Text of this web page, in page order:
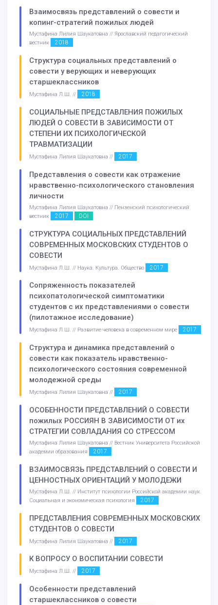
Взаимосвязь представлений о совести и
копинг-стратегий пожилых людей
Мустафина Лилия Шаукатовна // Ярославский педагогический
вестник
2018
Структура социальных представлений о
совести у верующих и неверующих
старшеклассников
Мустафина Л.Ш. // 2018
СОЦИАЛЬНЫЕ ПРЕДСТАВЛЕНИЯ ПОЖИЛЫХ
ЛЮДЕЙ О СОВЕСТИ В ЗАВИСИМОСТИ ОТ
СТЕПЕНИ ИХ ПСИХОЛОГИЧЕСКОЙ
ТРАВМАТИЗАЦИИ
Мустафина Лилия Шаукатовна // 2017
Представления о совести как отражение
нравственно-психологического становления
личности
Мустафина Лилия Шаукатовна // Пензенский психологический
вестник
2017 DOI
СТРУКТУРА СОЦИАЛЬНЫХ ПРЕДСТАВЛЕНИЙ
СОВРЕМЕННЫХ МОСКОВСКИХ СТУДЕНТОВ О
СОВЕСТИ
Мустафина Л.Ш. // Наука. Культура. Общество 2017
Сопряженность показателей
психопатологической симптоматики
студентов с их представлениями о совести
(пилотажное исследование)
Мустафина Л.Ш. // Развитие человека в современном мире 2017
Структура и динамика представлений о
совести как показатель нравственно-
психологического состояния современной
молодежной среды
Мустафина Лилия Шаукатовна // 2017
ОСОБЕННОСТИ ПРЕДСТАВЛЕНИЙ О СОВЕСТИ
пожилых РОССИЯН В ЗАВИСИМОСТИ ОТ их
СТРАТЕГИИ СОВЛАДАНИЯ СО СТРЕССОМ
Мустафина Лилия Шаукатовна // Вестник Университета Российской
академии образования
2017
ВЗАИМОСВЯЗЬ ПРЕДСТАВЛЕНИЙ О СОВЕСТИ И
ЦЕННОСТНЫХ ОРИЕНТАЦИЙ У МОЛОДЕЖИ
Мустафина Л.Ш. // Институт психологии Российской академии наук.
Социальная и экономическая психология
2017
ПРЕДСТАВЛЕНИЯ СОВРЕМЕННЫХ МОСКОВСКИХ
СТУДЕНТОВ О СОВЕСТИ
Мустафина Лилия Шаукатовна // 2017
К ВОПРОСУ О ВОСПИТАНИИ СОВЕСТИ
Мустафина Л.Ш. // 2017
Особенности представлений
старшеклассников о совести